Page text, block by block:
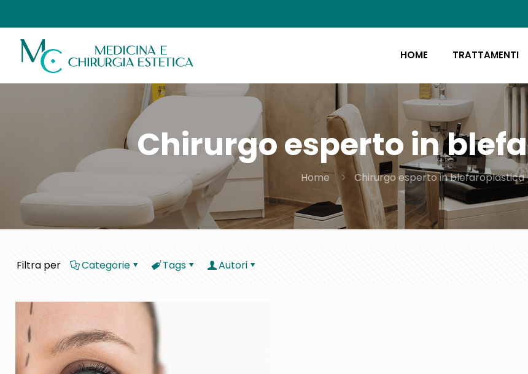
HOME TRATTAMENTI
Chirurgo esperto in
Home Chirurgo esperto in blefaroplastica
Filtra per Categorie Tags Autori